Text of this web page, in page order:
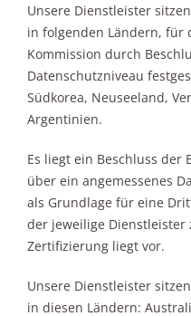
Unsere Dienstleister
in folgenden Ländern, für
Kommission durch
Datenschutzniveau
Südkorea, Neuseeland,
Argentinien.
Es liegt ein Beschluss der
über ein angemessenes
als Grundlage für eine
der jeweilige Dienstleister
Zertifizierung liegt vor.
Unsere Dienstleister
in diesen Ländern: